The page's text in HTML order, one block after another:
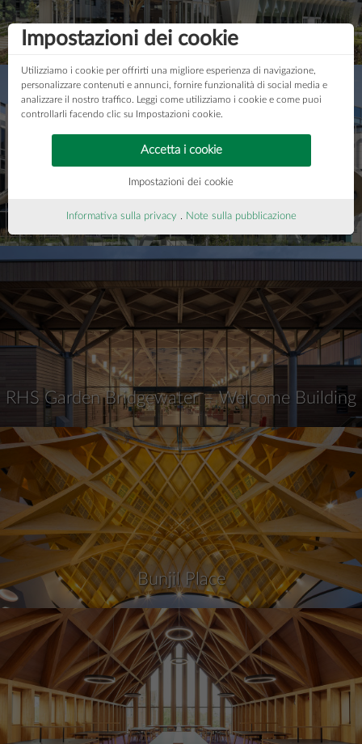
Centro di innovazione Sky
Campus Cherrywood
RHS Garden Bridgewater – Welcome Building
Bunjil Place
Impostazioni dei cookie
Utilizziamo i cookie per offrirti una migliore esperienza di navigazione,
personalizzare contenuti e annunci, fornire funzionalità di social media e
analizzare il nostro traffico. Leggi come utilizziamo i cookie e come puoi
controllarli facendo clic su Impostazioni cookie.
Impostazioni dei cookie
Accetta i cookie
Informativa sulla privacy . Note sulla pubblicazione